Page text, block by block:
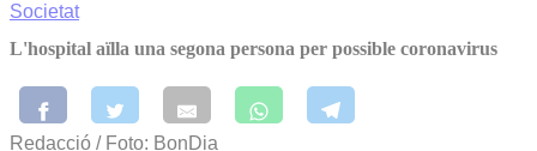
Societat
L'hospital aïlla una segona persona per possible coronavirus
Redacció / Foto: BonDia